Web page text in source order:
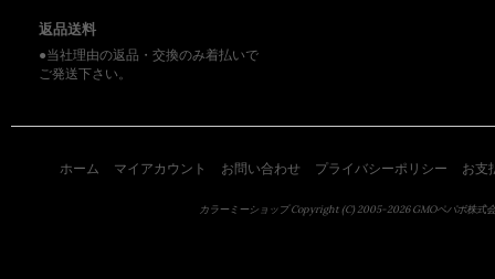
返品送料
●当社理由の返品・交換のみ着払いで
ご発送下さい。
ホーム マイアカウント お問い合わせ プライバシーポリシー お支
カラーミーショップCopyright (C) 2005-2026GMOペパボ株式